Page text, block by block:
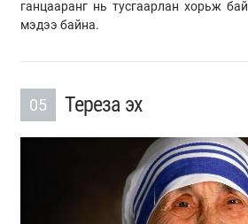
ганцааранг нь тусгаарлан хорьж
мэдээ байна.
05 Тереза эх